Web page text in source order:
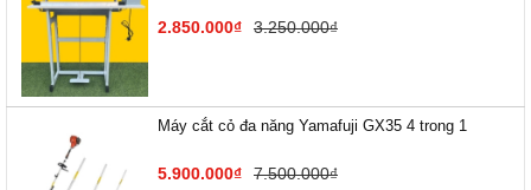
2.850.000₫ 3.250.000₫
Máy cắt cỏ đa năng Yamafuji GX35 4 trong 1
5.900.000₫ 7.500.000₫